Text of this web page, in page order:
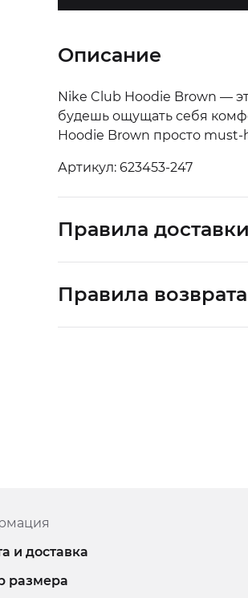
Описание
Nike Club Hoodie Brown —
будешь ощущать себя
Hoodie Brown просто
Артикул: 623453-247
Правила доставки
Правила возврата
и доставка
размера